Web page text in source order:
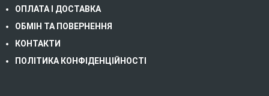
ОПЛАТА І ДОСТАВКА
ОБМІН ТА ПОВЕРНЕННЯ
КОНТАКТИ
ПОЛІТИКА КОНФІДЕНЦІЙНОСТІ